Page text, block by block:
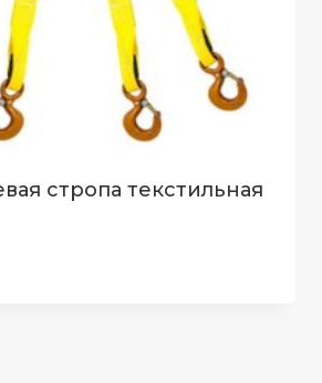
стропа текстильная